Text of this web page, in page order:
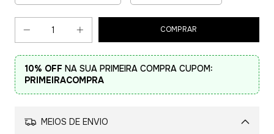
10% OFF NA SUA PRIMEIRA COMPRA CUPOM:
PRIMEIRACOMPRA
MEIOS DE ENVIO